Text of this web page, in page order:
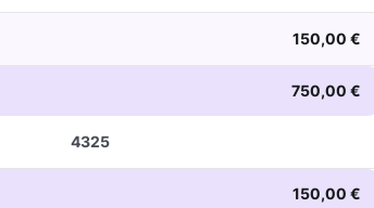
150,00 €
750,00 €
4325
150,00 €